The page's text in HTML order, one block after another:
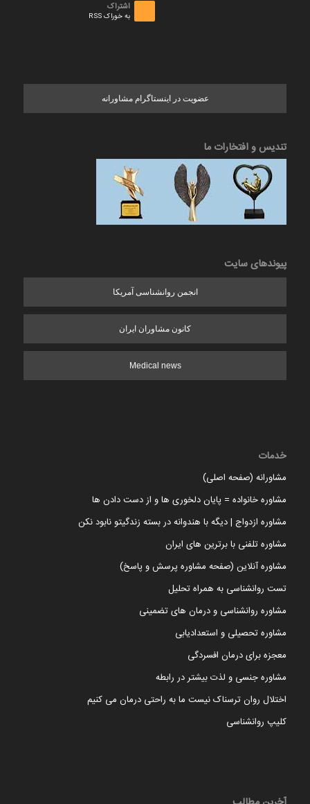
اشتراک
به خوراک RSS
عضویت در اینستاگرام مشاورانه
تندیس و افتخارات ما
پیوندهای سایت
انجمن روانشناسی آمریکا
کانون مشاوران ایران
Medical news
خدمات
مشاورانه (صفحه اصلی)
مشاوره خانواده = پایان دلخوری ها و از دست دادن ها
مشاوره ازدواج | دیگه با هندوانه در بسته زندگیتو نابود نکن
مشاوره تلفنی با برترین های ایران
مشاوره آنلاین (صفحه مشاوره پرسش و پاسخ)
تست روانشناسی به همراه تحلیل
مشاوره روانشناسی و درمان های تضمینی
مشاوره تحصیلی و استعدادیابی
معجزه برای درمان افسردگی
مشاوره جنسی و لذت بیشتر در رابطه
اختلال روان ترسناک نیست ما به راحتی درمان می کنیم
کلیپ روانشناسی